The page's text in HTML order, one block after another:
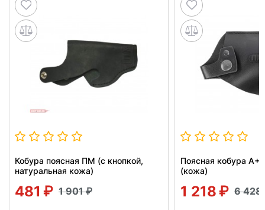
Кобура поясная ПМ (с кнопкой,
натуральная кожа)
481 1 901
Поясная кобура
(кожа)
1 218 6 428